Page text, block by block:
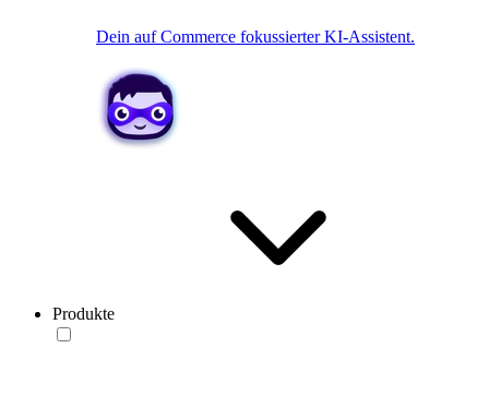
Dein auf Commerce fokussierter KI-Assistent.
Produkte